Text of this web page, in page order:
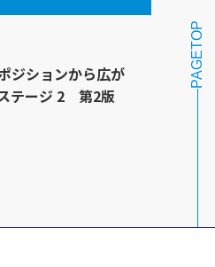
ジションから広が
テージ 2 第2版
PAGETOP